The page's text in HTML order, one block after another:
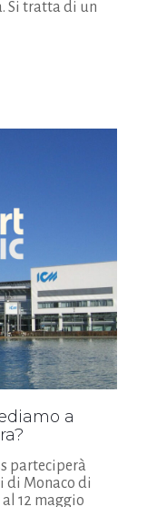
Si tratta di un
a
parteciperà
di Monaco di
12 maggio